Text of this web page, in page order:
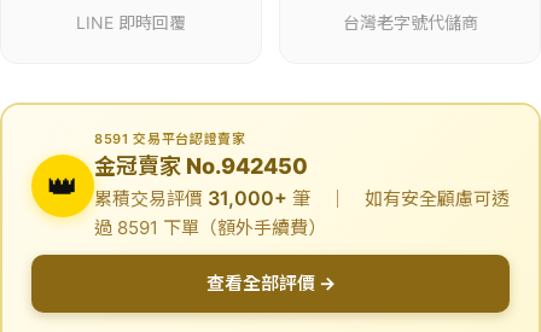
LINE 即時回覆 台灣老字號代儲商
👑
8591 交易平台認證賣家
金冠賣家 No.942450
累積交易評價 31,000+ 筆 ｜ 如有安全顧慮可透
過 8591 下單（額外手續費）
查看全部評價 →